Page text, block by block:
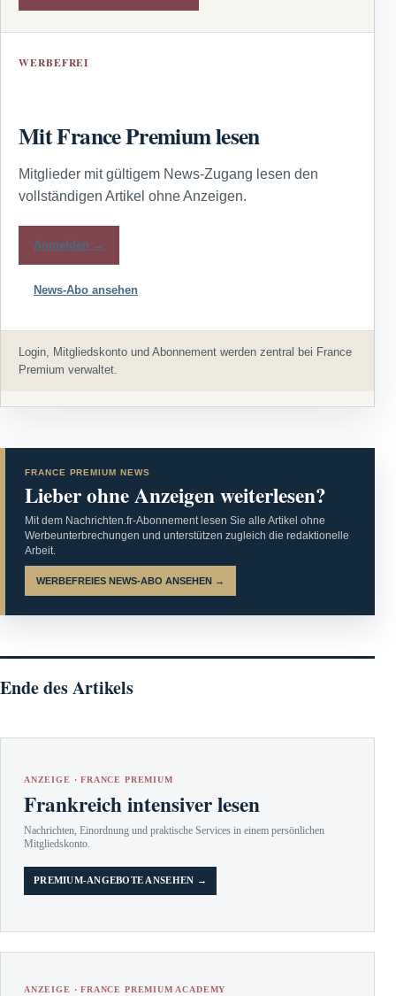
WERBEFREI
Mit France Premium lesen
Mitglieder mit gültigem News-Zugang lesen den
vollständigen Artikel ohne Anzeigen.
Anmelden →
News-Abo ansehen
Login, Mitgliedskonto und Abonnement werden zentral bei France
Premium verwaltet.
FRANCE PREMIUM NEWS
Lieber ohne Anzeigen weiterlesen?
Mit dem Nachrichten.fr-Abonnement lesen Sie alle Artikel ohne
Werbeunterbrechungen und unterstützen zugleich die redaktionelle
Arbeit.
WERBEFREIES NEWS-ABO ANSEHEN →
Ende des Artikels
ANZEIGE · FRANCE PREMIUM
Frankreich intensiver lesen
Nachrichten, Einordnung und praktische Services in einem persönlichen
Mitgliedskonto.
PREMIUM-ANGEBOTE ANSEHEN →
ANZEIGE · FRANCE PREMIUM ACADEMY